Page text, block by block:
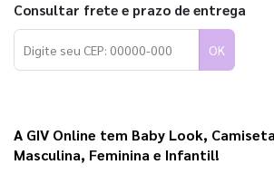
Consultar frete e prazo de entrega
OK
A GIV Online tem Baby Look,
Masculina, Feminina e Infantil!